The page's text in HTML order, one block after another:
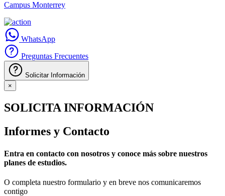
Campus Monterrey
WhatsApp
Preguntas Frecuentes
Solicitar Información
×
SOLICITA INFORMACIÓN
Informes y Contacto
Entra en contacto con nosotros y conoce más sobre nuestros
planes de estudios.
O completa nuestro formulario y en breve nos comunicaremos
contigo